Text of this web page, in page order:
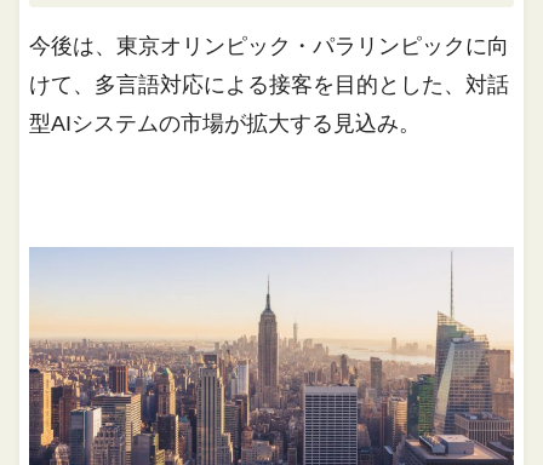
今後は、東京オリンピック・パラリンピックに向
けて、多言語対応による接客を目的とした、対話
型AIシステムの市場が拡大する見込み。